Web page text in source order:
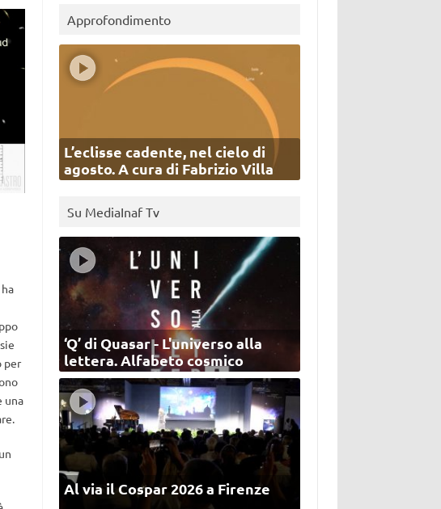
per
una
Approfondimento
L’eclisse cadente, nel cielo di
agosto. A cura di Fabrizio Villa
Su MediaInaf Tv
‘Q’ di Quasar - L'universo alla
lettera. Alfabeto cosmico
Al via il Cospar 2026 a Firenze